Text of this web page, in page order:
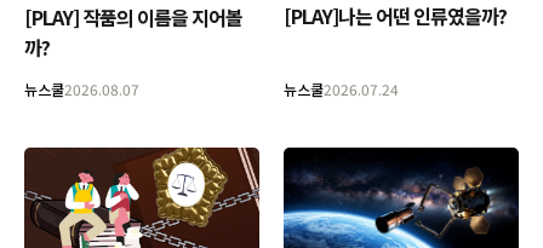
[PLAY] 작품의 이름을 지어볼
까?
뉴스쿨2026.08.07
[PLAY]나는 어떤 인류였을까?
뉴스쿨2026.07.24